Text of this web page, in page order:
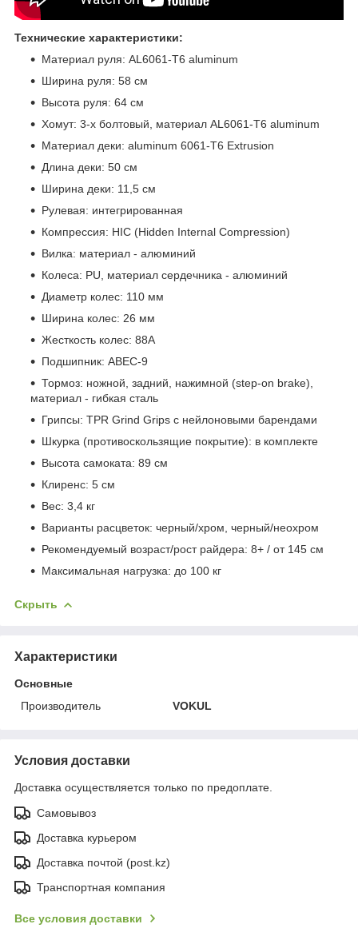
Технические характеристики:
Материал руля: AL6061-T6 aluminum
Ширина руля: 58 см
Высота руля: 64 см
Хомут: 3-х болтовый, материал AL6061-T6 aluminum
Материал деки: aluminum 6061-T6 Extrusion
Длина деки: 50 см
Ширина деки: 11,5 см
Рулевая: интегрированная
Компрессия: HIC (Hidden Internal Compression)
Вилка: материал - алюминий
Колеса: PU, материал сердечника - алюминий
Диаметр колес: 110 мм
Ширина колес: 26 мм
Жесткость колес: 88A
Подшипник: ABEC-9
Тормоз: ножной, задний, нажимной (step-on brake),
материал - гибкая сталь
Грипсы: TPR Grind Grips с нейлоновыми барендами
Шкурка (противоскользящие покрытие): в комплекте
Высота самоката: 89 см
Клиренс: 5 см
Вес: 3,4 кг
Варианты расцветок: черный/хром, черный/неохром
Рекомендуемый возраст/рост райдера: 8+ / от 145 см
Максимальная нагрузка: до 100 кг
Скрыть
Характеристики
Основные
Производитель
VOKUL
Условия доставки
Доставка осуществляется только по предоплате.
Самовывоз
Доставка курьером
Доставка почтой (post.kz)
Транспортная компания
Все условия доставки